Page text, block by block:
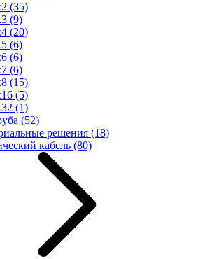
(35)
(9)
(20)
(6)
(6)
(6)
(15)
(5)
(1)
(52)
решения (18)
кабель (80)